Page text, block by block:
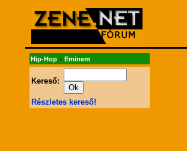
Hip-Hop- Eminem
Kereső:
Részletes kereső!